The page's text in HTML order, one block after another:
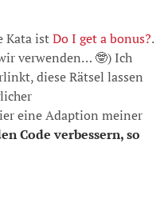
Kata istDo I get a bonus?.
verwenden… 🤓) Ich
diese Rätsel lassen
eine Adaption meiner
Code verbessern, so